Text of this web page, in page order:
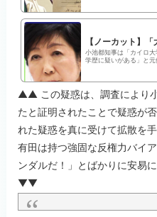
由にご覧頂きたいと存じ
と述べました。
小池都知事は「カイロ大
学歴に疑いがある」と元
きた」と疑惑を否定し
都知事を巡っては、
された本をきっかけに
▲▲ この疑惑は、調査により
たと証明されたことで疑惑が
れた疑惑を真に受けて拡散を手
有田は持つ強固な反権力バイ
ンダルだ！」とばかりに安易
▼▼